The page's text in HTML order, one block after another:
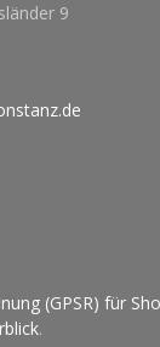
(GPSR) für
.
9